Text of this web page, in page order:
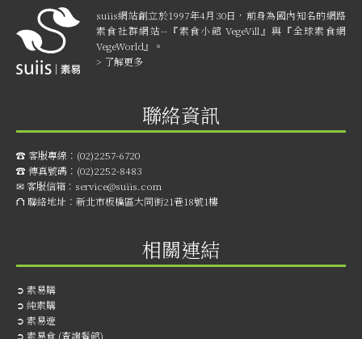
suiis網站創立於1997年4月30日，前身為國內知名的網路
素食社群網站--『素食小館 VegeVill』與『全球素食網
VegeWorld』。
> 了解更多
聯絡資訊
☎︎ 客服專線： (02)2257-6720
☎︎ 傳真號碼： (02)2252-8483
✉ 客服信箱： service@suiis.com
⛫ 聯絡地址： 新北市板橋區大同街21巷18號1樓
相關連結
➲ 素易購
➲ 純素購
➲ 素易遊
➲ 素易食 (查詢餐館)